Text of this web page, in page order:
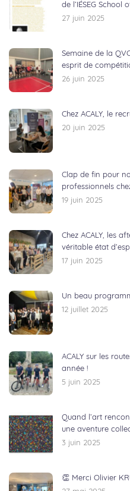
de l’IÉSEG School
27 juin 2025
Semaine de la
esprit de
26 juin 2025
Chez ACALY, le
20 juin 2025
Clap de fin pour
professionnels
19 juin 2025
Chez ACALY, les
véritable état
17 juin 2025
Un beau
12 juillet 2025
ACALY sur les
année !
5 juin 2025
Quand l’art
une aventure
3 juin 2025
👏 Merci Olivier